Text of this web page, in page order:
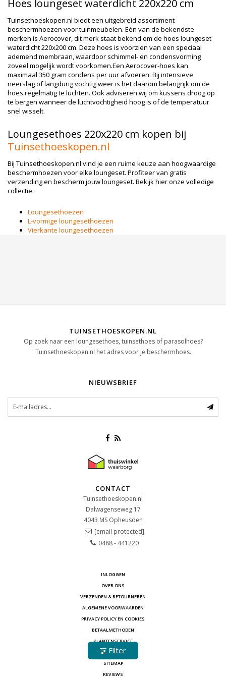
Hoes loungeset waterdicht 220x220 cm
Tuinsethoeskopen.nl biedt een uitgebreid assortiment
beschermhoezen voor tuinmeubelen. Eén van de bekendste
merken is Aerocover, dit merk staat bekend om de hoes loungeset
waterdicht 220x200 cm. Deze hoes is voorzien van een speciaal
ademend membraan, waardoor schimmel- en condensvorming
zoveel mogelijk wordt voorkomen.Een Aerocover-hoes kan
maximaal 350 gram condens per uur afvoeren. Bij intensieve
neerslag of langdurig vochtig weer is het daarom belangrijk om de
hoes regelmatig te luchten. Ook adviseren wij om kussens droog op
te bergen wanneer de luchtvochtigheid hoog is of de temperatuur
snel wisselt.
Loungesethoes 220x220 cm kopen bij
Tuinsethoeskopen.nl
Bij Tuinsethoeskopen.nl vind je een ruime keuze aan hoogwaardige
beschermhoezen voor elke loungeset. Profiteer van gratis
verzending en bescherm jouw loungeset. Bekijk hier onze volledige
collectie:
Loungesethoezen
L-vormige loungesethoezen
Vierkante loungesethoezen
Filter
TUINSETHOESKOPEN.NL
Op zoek naar een loungesethoes, tuinsethoes of parasolhoes?
Tuinsethoeskopen.nl het adres voor je beschermhoes.
NIEUWSBRIEF
CONTACT
Tuinsethoeskopen.nl
Dalwagenseweg 17
4043 MS Opheusden
[email protected]
0488 - 441220
INLOGGEN
OVER ONS
VERZENDEN & RETOURNEREN
ALGEMENE VOORWAARDEN
PRIVACY POLICY EN COOKIES
BETAALMETHODEN
KLANTENSERVICE
CONTACT
SITEMAP
REVIEWS